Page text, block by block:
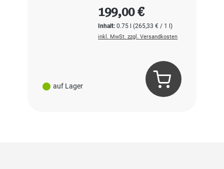
auf Lager
Inhalt:0.75 l(265,33 € / 1 l)
Regulärer Preis:
199,00 €
inkl. MwSt. zzgl. Versandkosten